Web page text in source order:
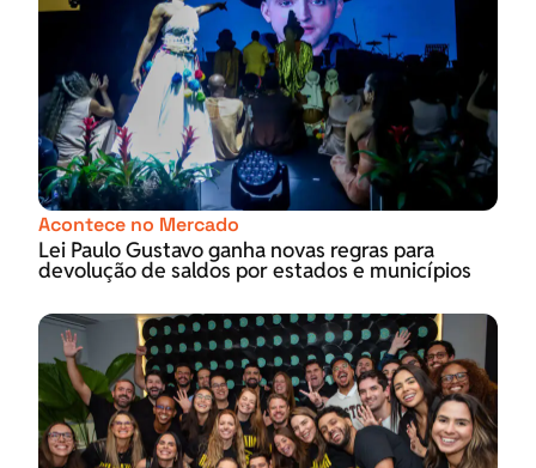
Acontece no Mercado
Lei Paulo Gustavo ganha novas regras para
devolução de saldos por estados e municípios